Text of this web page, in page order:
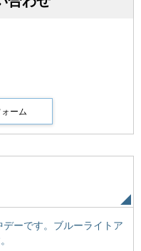
ーです。ブルーライトア